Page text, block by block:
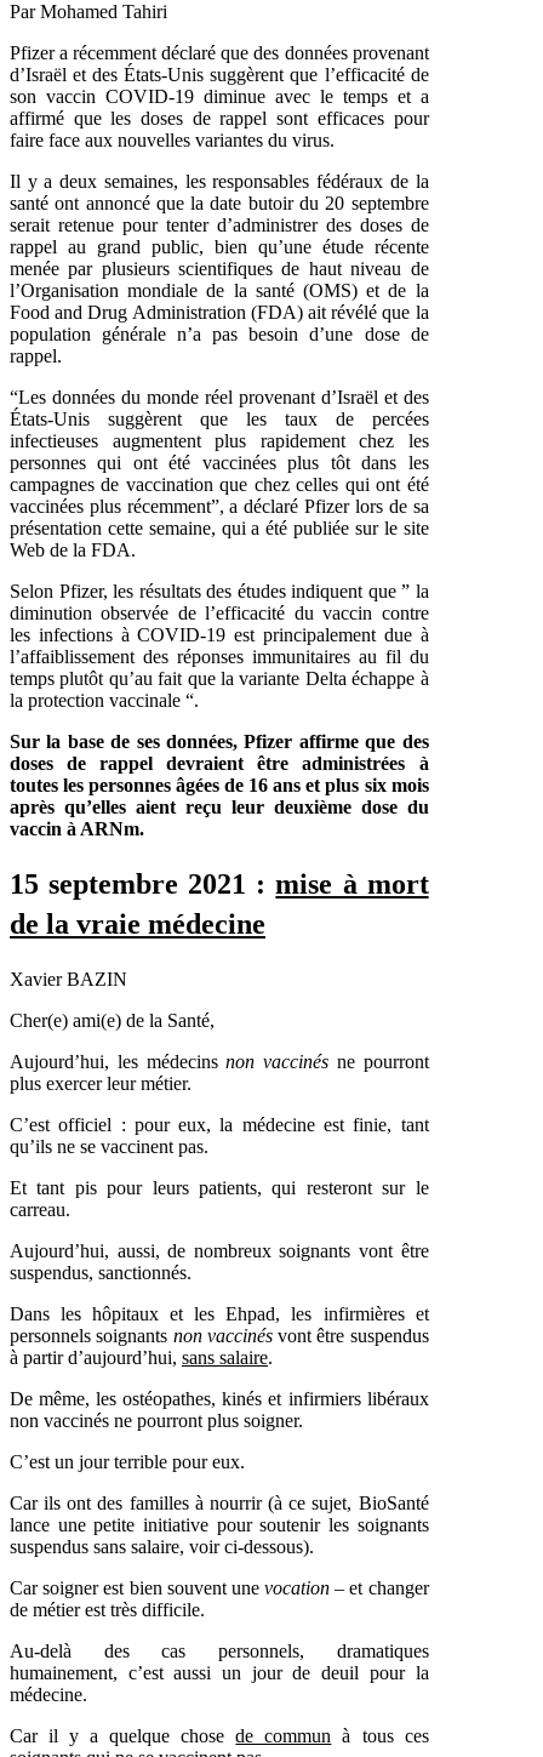
Par Mohamed Tahiri
Pfizer a récemment déclaré que des données provenant
d’Israël et des États-Unis suggèrent que l’efficacité de
son vaccin COVID-19 diminue avec le temps et a
affirmé que les doses de rappel sont efficaces pour
faire face aux nouvelles variantes du virus.
Il y a deux semaines, les responsables fédéraux de la
santé ont annoncé que la date butoir du 20 septembre
serait retenue pour tenter d’administrer des doses de
rappel au grand public, bien qu’une étude récente
menée par plusieurs scientifiques de haut niveau de
l’Organisation mondiale de la santé (OMS) et de la
Food and Drug Administration (FDA) ait révélé que la
population générale n’a pas besoin d’une dose de
rappel.
“Les données du monde réel provenant d’Israël et des
États-Unis suggèrent que les taux de percées
infectieuses augmentent plus rapidement chez les
personnes qui ont été vaccinées plus tôt dans les
campagnes de vaccination que chez celles qui ont été
vaccinées plus récemment”, a déclaré Pfizer lors de sa
présentation cette semaine, qui a été publiée sur le site
Web de la FDA.
Selon Pfizer, les résultats des études indiquent que ” la
diminution observée de l’efficacité du vaccin contre
les infections à COVID-19 est principalement due à
l’affaiblissement des réponses immunitaires au fil du
temps plutôt qu’au fait que la variante Delta échappe à
la protection vaccinale “.
Sur la base de ses données, Pfizer affirme que des
doses de rappel devraient être administrées à
toutes les personnes âgées de 16 ans et plus six mois
après qu’elles aient reçu leur deuxième dose du
vaccin à ARNm.
15 septembre 2021 :mise à mort
de la vraie médecine
Xavier BAZIN
Cher(e) ami(e) de la Santé,
Aujourd’hui, les médecinsnon vaccinés ne pourront
plus exercer leur métier.
C’est officiel : pour eux, la médecine est finie, tant
qu’ils ne se vaccinent pas.
Et tant pis pour leurs patients, qui resteront sur le
carreau.
Aujourd’hui, aussi, de nombreux soignants vont être
suspendus, sanctionnés.
Dans les hôpitaux et les Ehpad, les infirmières et
personnels soignants non vaccinésvont être suspendus
à partir d’aujourd’hui, sans salaire.
De même, les ostéopathes, kinés et infirmiers libéraux
non vaccinés ne pourront plus soigner.
C’est un jour terrible pour eux.
Car ils ont des familles à nourrir (à ce sujet, BioSanté
lance une petite initiative pour soutenir les soignants
suspendus sans salaire, voir ci-dessous).
Car soigner est bien souvent unevocation – et changer
de métier est très difficile.
Au-delà des cas personnels, dramatiques
humainement, c’est aussi un jour de deuil pour la
médecine.
Car il y a quelque chosede commun à tous ces